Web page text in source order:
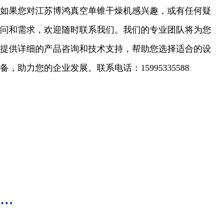
如果您对江苏博鸿真空单锥干燥机感兴趣，或有任何疑
问和需求，欢迎随时联系我们。我们的专业团队将为您
提供详细的产品咨询和技术支持，帮助您选择适合的设
备，助力您的企业发展。联系电话： 15995335588
...